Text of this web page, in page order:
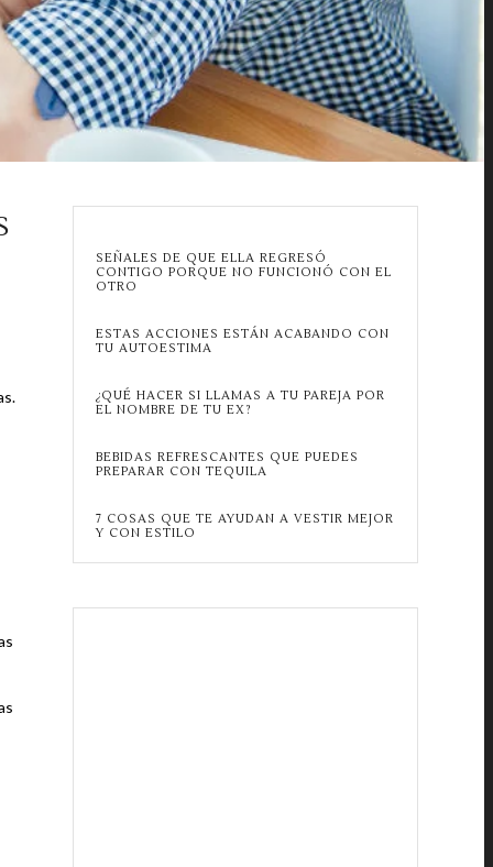
SEÑALES DE QUE ELLA REGRESÓ
CONTIGO PORQUE NO FUNCIONÓ CON EL
OTRO
ESTAS ACCIONES ESTÁN ACABANDO CON
TU AUTOESTIMA
¿QUÉ HACER SI LLAMAS A TU PAREJA POR
EL NOMBRE DE TU EX?
BEBIDAS REFRESCANTES QUE PUEDES
PREPARAR CON TEQUILA
7 COSAS QUE TE AYUDAN A VESTIR MEJOR
Y CON ESTILO